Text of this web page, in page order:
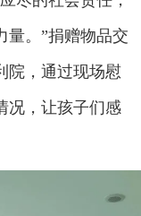
量。”捐赠物品交
院，通过现场慰
况，让孩子们感